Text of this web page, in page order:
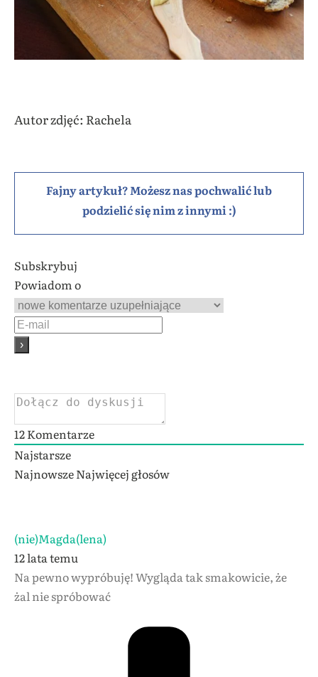
Autor zdjęć: Rachela
Fajny artykuł? Możesz nas pochwalić lub
podzielić się nim z innymi :)
Subskrybuj
Powiadom o
12Komentarze
Najstarsze
NajnowszeNajwięcej głosów
(nie)Magda(lena)
12 lata temu
Na pewno wypróbuję! Wygląda tak smakowicie, że
żal nie spróbować